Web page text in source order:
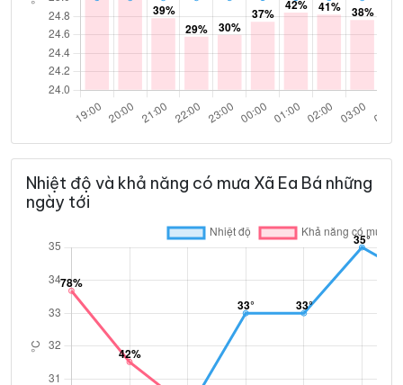
Nhiệt độ và khả năng có mưa Xã Ea Bá những
ngày tới